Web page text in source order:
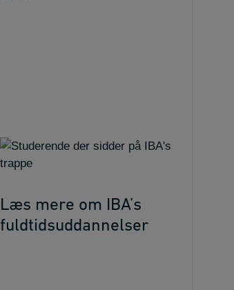
Læs mere om IBA’s
fuldtidsuddannelser